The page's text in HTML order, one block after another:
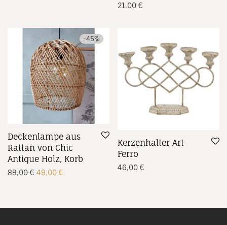
21,00 €
-45%
Deckenlampe aus
Rattan von Chic
Antique Holz, Korb
89,00€ Ursprünglicher Preis war: 89,00 €
49,00 € Aktueller Preis ist: 49,00 €.
Kerzenhalter Art
Ferro
46,00 €